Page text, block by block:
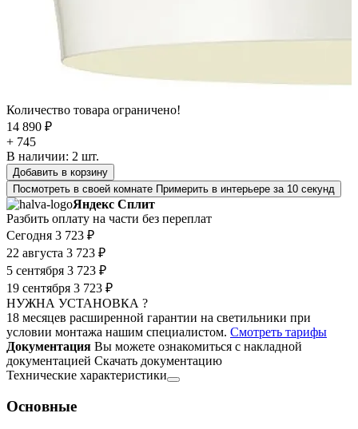
Количество товара ограничено!
14 890 ₽
+ 745
В наличии: 2 шт.
Добавить в корзину
Посмотреть в своей комнате Примерить в интерьере за 10 секунд
Яндекс Сплит
Разбить оплату на части без переплат
Сегодня 3 723 ₽
22 августа 3 723 ₽
5 сентября 3 723 ₽
19 сентября 3 723 ₽
НУЖНА УСТАНОВКА ?
18 месяцев расширенной гарантии на светильники при
условии монтажа нашим специалистом. Смотреть тарифы
Документация Вы можете ознакомиться с накладной
документацией Скачать документацию
Технические характеристики
Основные